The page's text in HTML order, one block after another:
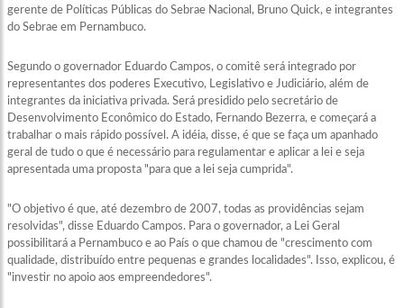
gerente de Políticas Públicas do Sebrae Nacional, Bruno Quick, e integrantes
do Sebrae em Pernambuco.
Segundo o governador Eduardo Campos, o comitê será integrado por
representantes dos poderes Executivo, Legislativo e Judiciário, além de
integrantes da iniciativa privada. Será presidido pelo secretário de
Desenvolvimento Econômico do Estado, Fernando Bezerra, e começará a
trabalhar o mais rápido possível. A idéia, disse, é que se faça um apanhado
geral de tudo o que é necessário para regulamentar e aplicar a lei e seja
apresentada uma proposta "para que a lei seja cumprida".
"O objetivo é que, até dezembro de 2007, todas as providências sejam
resolvidas", disse Eduardo Campos. Para o governador, a Lei Geral
possibilitará a Pernambuco e ao País o que chamou de "crescimento com
qualidade, distribuído entre pequenas e grandes localidades". Isso, explicou, é
"investir no apoio aos empreendedores".